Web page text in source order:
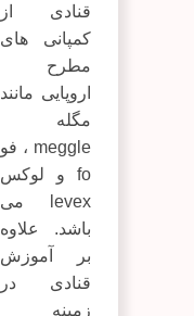
قنادی از
کمپانی های
مطرح
اروپایی مانند
مگله
meggle ، فو
fo و لوکس
levex می
باشد. علاوه
بر آموزش
قنادی در
زمینه